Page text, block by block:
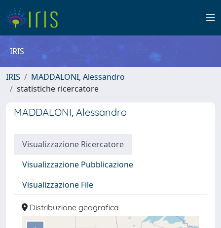
IRIS
IRIS
MADDALONI, Alessandro
statistiche ricercatore
MADDALONI, Alessandro
Visualizzazione Ricercatore
Visualizzazione Pubblicazione
Visualizzazione File
Distribuzione geografica